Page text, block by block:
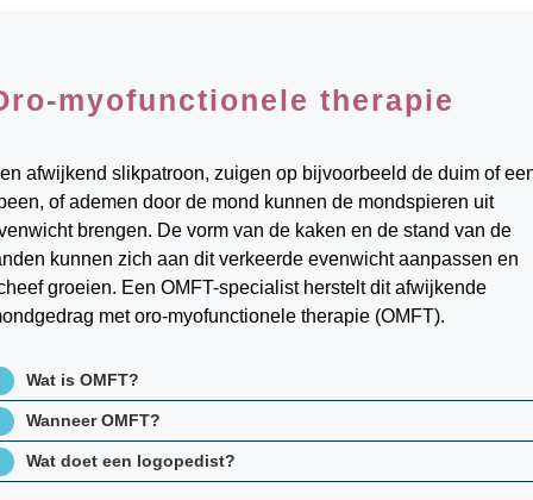
myofunctionele therapie
afwijkend slikpatroon, zuigen op bijvoorbeeld de duim of
of ademen door de mond kunnen de mondspieren uit
brengen. De vorm van de kaken en de stand van de
kunnen zich aan dit verkeerde evenwicht aanpassen en
groeien. Een OMFT-specialist herstelt dit afwijkende
met oro-myofunctionele therapie (OMFT).
Wat is OMFT?
Wanneer OMFT?
Wat doet een logopedist?